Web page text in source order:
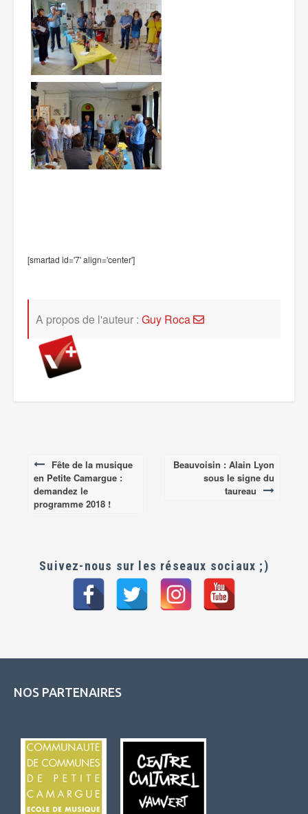
[smartad id='7' align='center']
A propos de l'auteur : Guy Roca
Post
navigation
Fête de la musique
en Petite Camargue :
demandez le
programme 2018 !
Beauvoisin : Alain Lyon
sous le signe du
taureau
Suivez-nous sur les réseaux sociaux ;)
NOS PARTENAIRES